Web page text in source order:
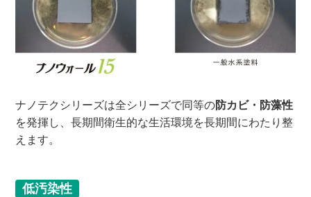
ナノテクシリーズは全シリーズで同等の防カビ・防藻性
を発揮し、長期間衛生的な生活環境を長期間にわたり整
えます。
低汚染性